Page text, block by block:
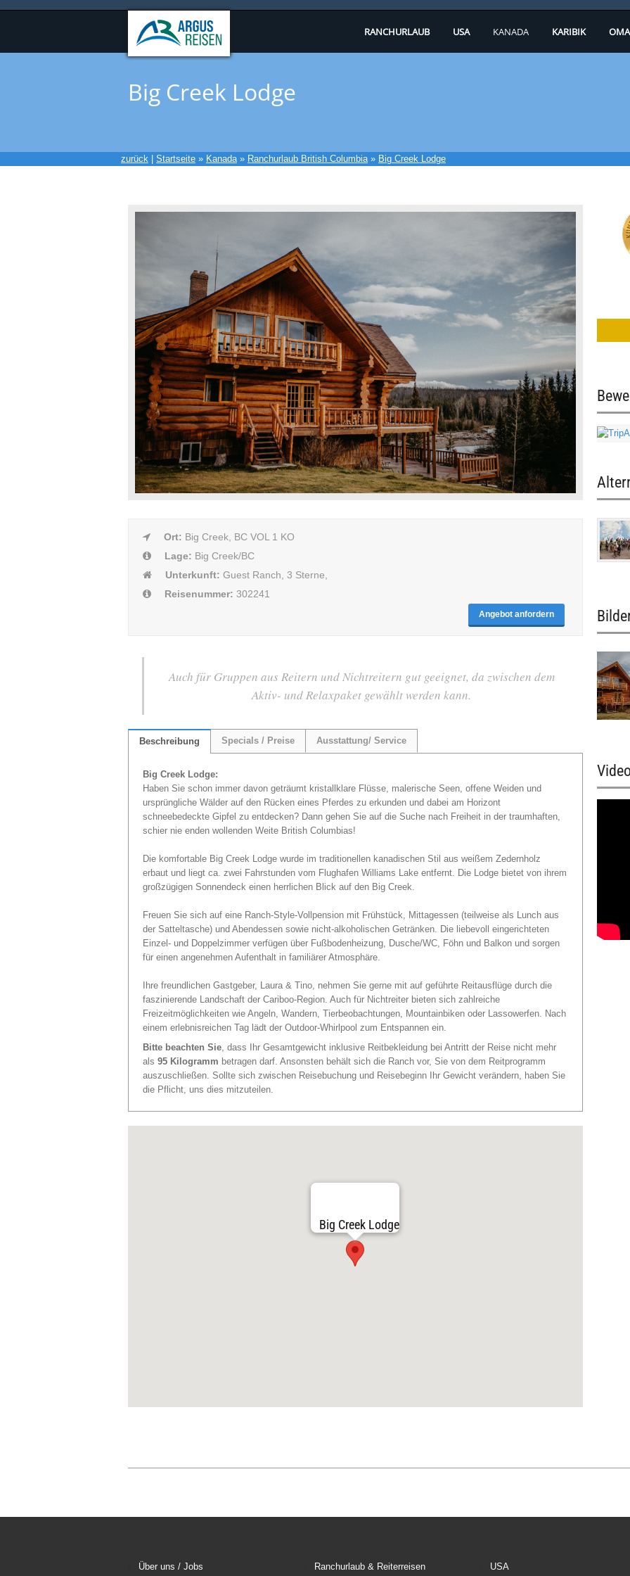
RANCHURLAUB USA KANADA KARIBIK
Big Creek Lodge
zurück Startseite » Kanada» Ranchurlaub British Columbia» Big Creek Lodge
Ort: Big Creek, BC VOL 1 KO
Lage: Big Creek/BC
Unterkunft: Guest Ranch, 3 Sterne,
Reisenummer: 302241
Angebot anfordern
Auch für Gruppen aus Reitern und Nichtreitern gut geeignet, da zwischen dem
Aktiv- und Relaxpaket gewählt werden kann.
Beschreibung Specials / Preise Ausstattung/ Service
Big Creek Lodge:
Haben Sie schon immer davon geträumt kristallklare Flüsse, malerische Seen, offene Weiden und
ursprüngliche Wälder auf den Rücken eines Pferdes zu erkunden und dabei am Horizont
schneebedeckte Gipfel zu entdecken? Dann gehen Sie auf die Suche nach Freiheit in der traumhaften,
schier nie enden wollenden Weite British Columbias!
Die komfortable Big Creek Lodge wurde im traditionellen kanadischen Stil aus weißem Zedernholz
erbaut und liegt ca. zwei Fahrstunden vom Flughafen Williams Lake entfernt. Die Lodge bietet von ihrem
großzügigen Sonnendeck einen herrlichen Blick auf den Big Creek.
Freuen Sie sich auf eine Ranch-Style-Vollpension mit Frühstück, Mittagessen (teilweise als Lunch aus
der Satteltasche) und Abendessen sowie nicht-alkoholischen Getränken. Die liebevoll eingerichteten
Einzel- und Doppelzimmer verfügen über Fußbodenheizung, Dusche/WC, Föhn und Balkon und sorgen
für einen angenehmen Aufenthalt in familiärer Atmosphäre.
Ihre freundlichen Gastgeber, Laura & Tino, nehmen Sie gerne mit auf geführte Reitausflüge durch die
faszinierende Landschaft der Cariboo-Region. Auch für Nichtreiter bieten sich zahlreiche
Freizeitmöglichkeiten wie Angeln, Wandern, Tierbeobachtungen, Mountainbiken oder Lassowerfen. Nach
einem erlebnisreichen Tag lädt der Outdoor-Whirlpool zum Entspannen ein.
Bitte beachten Sie, dass Ihr Gesamtgewicht inklusive Reitbekleidung bei Antritt der Reise nicht mehr
als 95 Kilogramm betragen darf. Ansonsten behält sich die Ranch vor, Sie von dem Reitprogramm
auszuschließen. Sollte sich zwischen Reisebuchung und Reisebeginn Ihr Gewicht verändern, haben Sie
die Pflicht, uns dies mitzuteilen.
Big Creek Lodge
Über uns / Jobs Ranchurlaub & Reiterreisen USA